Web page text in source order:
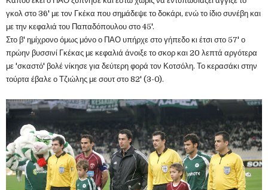
γκολ στο 36' με τον Γκέκα που σημάδεψε το δοκάρι, ενώ το ίδιο συνέβη και
με την κεφαλιά του Παπαδόπουλου στο 45'.
Στο β' ημίχρονο όμως μόνο ο ΠΑΟ υπήρχε στο γήπεδο κι έτσι στο 57' ο
πρώην βυσσινί Γκέκας με κεφαλιά άνοιξε το σκορ και 20 λεπτά αργότερα
με 'σκαστό' βολέ νίκησε για δεύτερη φορά τον Κοτσόλη. Το κερασάκι στην
τούρτα έβαλε ο Τζιώλης με σουτ στο 82' (3-0).